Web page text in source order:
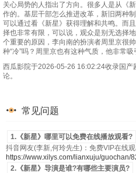
关心局势的人指出了方向。很多人是从《
作的。基层干部怎么推进改革，新旧两种
可以通过看《新星》获得理解和共鸣。而
择也非常有限，可以说，观众是别无选择
个重要的原因，李向南的扮演者周里京很
种“冷”吗？周里京也有这种气质，他非常吸
西瓜影院于2026-05-26 16:02:24收录国
论。
常见问题
1.《新星》哪里可以免费在线播放观看?
抖音网友(李新,何玲先生)：免费VIP在线观
https://www.xilys.com/lianxuju/guochan/
2.《新星》导演是谁?有哪些主要演员?